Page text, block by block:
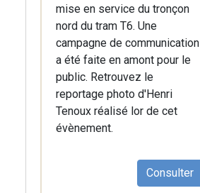
mise en service du tronçon
nord du tram T6. Une
campagne de communication
a été faite en amont pour le
public. Retrouvez le
reportage photo d'Henri
Tenoux réalisé lor de cet
évènement.
Consulter